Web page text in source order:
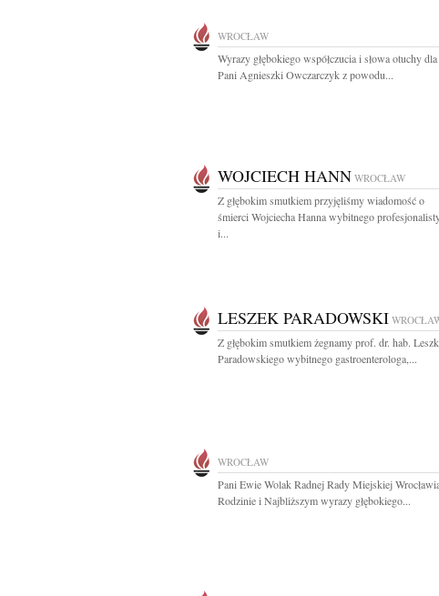
WROCŁAW
Wyrazy głębokiego współczucia i słowa otuchy dla
Pani Agnieszki Owczarczyk z powodu...
WOJCIECH HANN WROCŁAW
Z głębokim smutkiem przyjęliśmy wiadomość o
śmierci Wojciecha Hanna wybitnego
i...
LESZEK PARADOWSKI
Z głębokim smutkiem żegnamy prof. dr. hab.
Paradowskiego wybitnego gastroenterologa,...
WROCŁAW
Pani Ewie Wolak Radnej Rady Miejskiej
Rodzinie i Najbliższym wyrazy głębokiego...